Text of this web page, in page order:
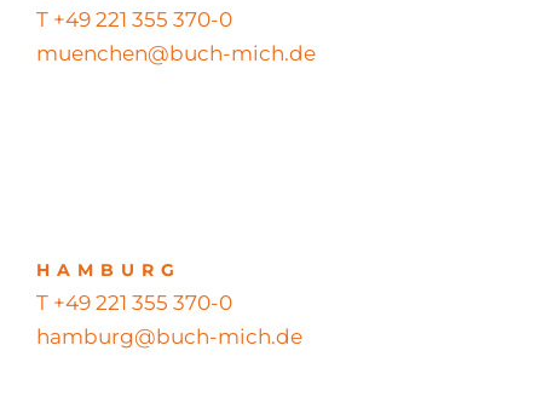
T +49 221 355 370-0
muenchen@buch-mich.de
HAMBURG
T +49 221 355 370-0
hamburg@buch-mich.de